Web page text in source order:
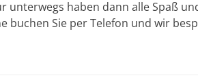
unterwegs haben dann alle Spaß
buchen Sie per Telefon und wir